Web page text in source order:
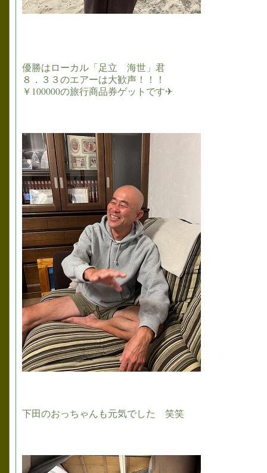
優勝はローカル「足立 海世」君
８．３３のエアーは大歓声！！！
￥100000の旅行商品券ゲットです✈
下田のおっちゃんも元気でした 笑笑